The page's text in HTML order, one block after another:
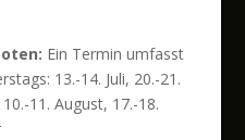
Ein Termin umfasst
13.-14. Juli, 20.-21.
11. August, 17.-18.